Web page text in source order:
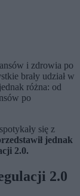
i zdrowia po
brały udział w
różna: od
po
się z
jednak
2.0.
2.0